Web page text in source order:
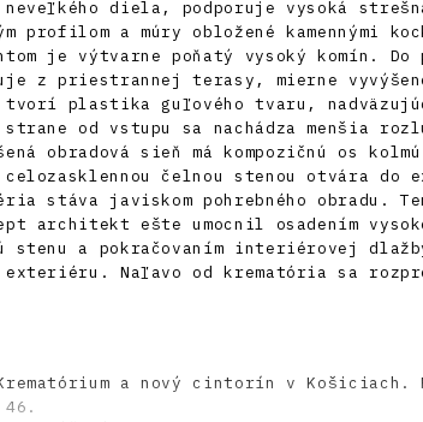
diela, podporuje vysoká
profilom a múry obložené kamennými
je výtvarne poňatý vysoký komín. Do
z priestrannej terasy, mierne
tvorí plastika guľového tvaru,
od vstupu sa nachádza menšia
obradová sieň má kompozičnú os
čelnou stenou otvára do
stáva javiskom pohrebného obradu.
architekt ešte umocnil osadením
stenu a pokračovaním interiérovej
exteriéru. Naľavo od krematória sa
Krematórium a nový cintorín v